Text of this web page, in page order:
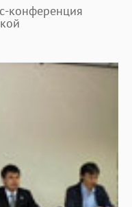
конференция